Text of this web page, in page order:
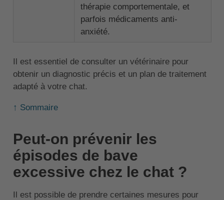
thérapie comportementale, et
parfois médicaments anti-
anxiété.
Il est essentiel de consulter un vétérinaire pour
obtenir un diagnostic précis et un plan de traitement
adapté à votre chat.
↑ Sommaire
Peut-on prévenir les
épisodes de bave
excessive chez le chat ?
Il est possible de prendre certaines mesures pour